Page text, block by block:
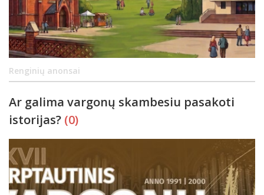
Renginių anonsai
Ar galima vargonų skambesiu pasakoti
istorijas? (0)